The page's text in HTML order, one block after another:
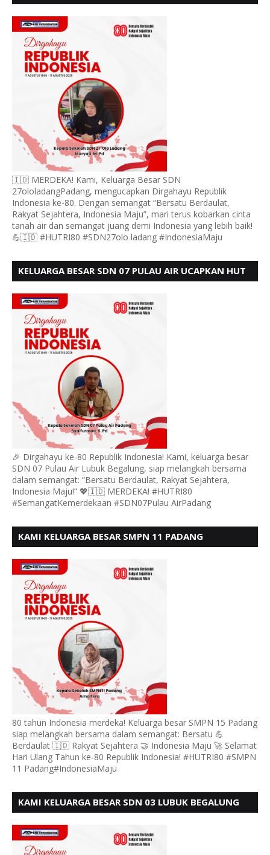
🇮🇩 MERDEKA! Kami, Keluarga Besar SDN
27ololadangPadang, mengucapkan Dirgahayu Republik
Indonesia ke-80. Dengan semangat “Bersatu Berdaulat,
Rakyat Sejahtera, Indonesia Maju”, mari terus kobarkan cinta
tanah air dan semangat juang demi Indonesia yang lebih baik!
💪🇮🇩 #HUTRI80 #SDN27olo ladang #IndonesiaMaju
KELUARGA BESAR SDN 07 PULAU AIR UCAPKAN HUT
🎉 Dirgahayu ke-80 Republik Indonesia! Kami, keluarga besar
SDN 07 Pulau Air Lubuk Begalung, siap melangkah bersama
dalam semangat: “Bersatu Berdaulat, Rakyat Sejahtera,
Indonesia Maju!” 💖🇮🇩 MERDEKA! #HUTRI80
#SemangatKemerdekaan #SDN07Pulau AirPadang
KAMI KELUARGA BESAR SMPN 11 PADANG
BERDAULAT
80 tahun Indonesia merdeka! Keluarga besar SMPN 15 Padang
siap melangkah bersama dalam semangat: Bersatu 💪
Berdaulat 🇮🇩 Rakyat Sejahtera 🤝 Indonesia Maju 🚀 Selamat
Hari Ulang Tahun ke-80 Republik Indonesia! #HUTRI80 #SMPN
11 Padang#IndonesiaMaju
KAMI KELUARGA BESAR SDN 03 LUBUK BEGALUNG